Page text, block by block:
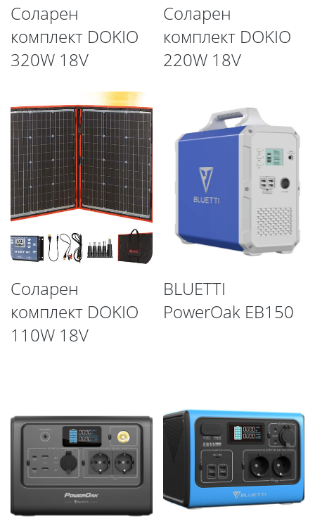
Соларен
комплект DOKIO
320W 18V
Соларен
комплект DOKIO
220W 18V
Соларен
комплект DOKIO
110W 18V
BLUETTI
PowerOak EB150